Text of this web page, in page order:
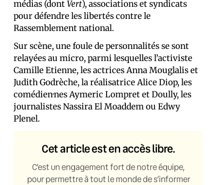
médias (dontVert), associations et syndicats
pour défendre les libertés contre le
Rassemblement national.
Sur scène, une foule de personnalités se sont
relayées au micro, parmi lesquelles l’activiste
Camille Etienne, les actrices Anna Mouglalis et
Judith Godrèche, la réalisatrice Alice Diop, les
comédien·nes Aymeric Lompret et Doully, les
journalistes Nassira El Moaddem ou Edwy
Plenel.
Cet article est en accès libre.
C’est un engagement fort de notre équipe,
pour permettre à tout le monde de s’informer